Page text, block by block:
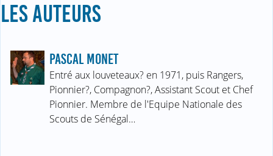
LES AUTEURS
PASCAL MONET
Entré aux louveteaux? en 1971, puis Rangers,
Pionnier?, Compagnon?, Assistant Scout et Chef
Pionnier. Membre de l'Equipe Nationale des
Scouts de Sénégal…